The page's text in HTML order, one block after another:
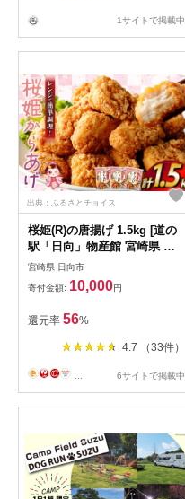
1サイトで掲載中
出典：ふるさとチョイス
桜姫(R)の唐揚げ 1.5kg [道の
駅「日向」物産館 宮崎県 日
向市 452060798] 国産 からあ
げ レンジ 調理 温めるだけ 冷
凍
宮崎県 日向市
寄付金額: 10,000円
還元率 56%
4.7 （33件）
6サイトで掲載中